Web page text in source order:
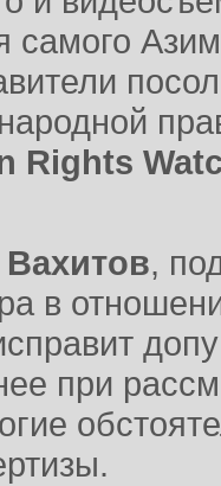
самого
Rights
,
в
при